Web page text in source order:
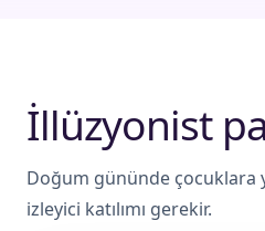
İllüzyonist
Doğum gününde çocuklara
izleyici katılımı gerekir.